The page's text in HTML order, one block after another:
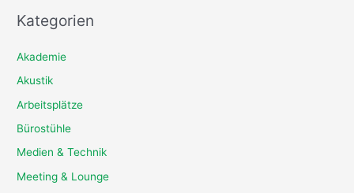
Kategorien
Akademie
Akustik
Arbeitsplätze
Bürostühle
Medien & Technik
Meeting & Lounge